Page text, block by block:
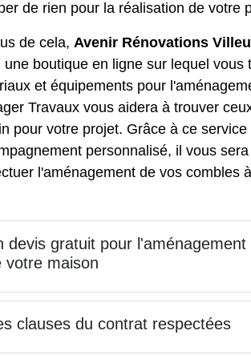
de rien pour la réalisation de votre
de cela, Avenir Rénovations
une boutique en ligne sur lequel vous
et équipements pour
Travaux vous aidera à trouver
pour votre projet. Grâce à ce service
personnalisé, il vous
l'aménagement de vos combles
devis gratuit pour
votre maison
clauses du contrat respectées